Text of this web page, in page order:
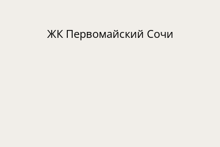
ЖК Первомайский Сочи